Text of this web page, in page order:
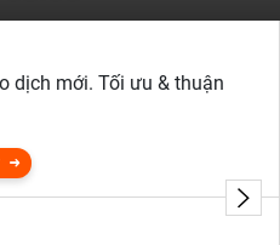
dịch mới. Tối ưu & thuận